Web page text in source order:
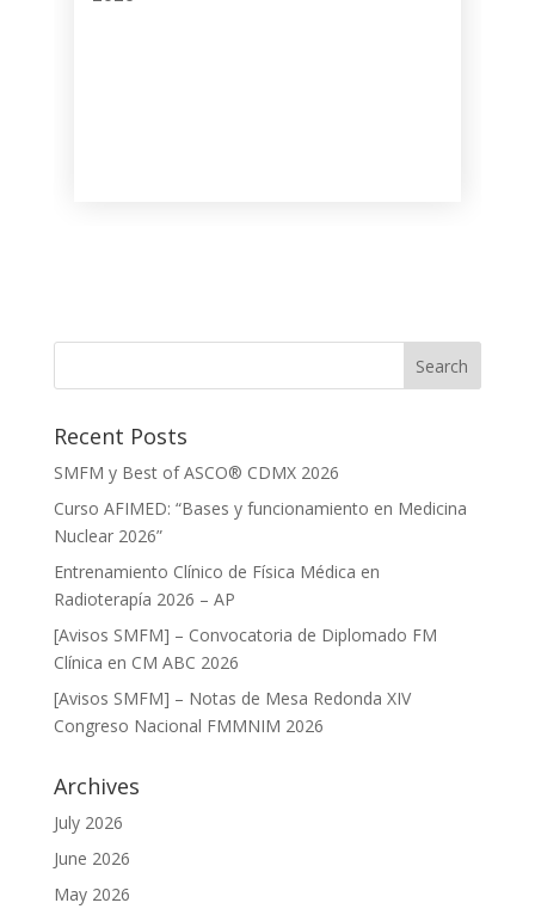
Recent Posts
SMFM y Best of ASCO® CDMX 2026
Curso AFIMED: “Bases y funcionamiento en Medicina
Nuclear 2026”
Entrenamiento Clínico de Física Médica en
Radioterapía 2026 – AP
[Avisos SMFM] – Convocatoria de Diplomado FM
Clínica en CM ABC 2026
[Avisos SMFM] – Notas de Mesa Redonda XIV
Congreso Nacional FMMNIM 2026
Archives
July 2026
June 2026
May 2026